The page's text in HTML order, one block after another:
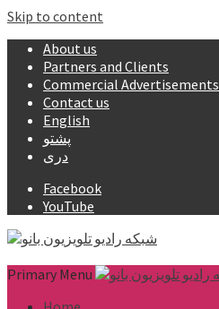
Skip to content
About us
Partners and Clients
Commercial Advertisements
Contact us
English
پشتو
دری
Facebook
YouTube
Primary Menu